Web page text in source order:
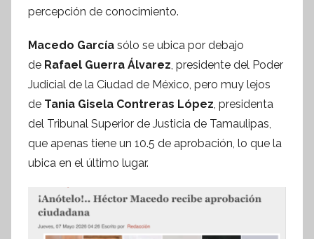
s
n
f
o
percepción de conocimiento.
Macedo García sólo se ubica por debajo
de Rafael Guerra Álvarez, presidente del Poder
Judicial de la Ciudad de México, pero muy lejos
de Tania Gisela Contreras López, presidenta
del Tribunal Superior de Justicia de Tamaulipas,
que apenas tiene un 10.5 de aprobación, lo que la
ubica en el último lugar.